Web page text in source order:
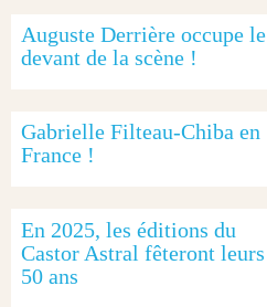
Auguste Derrière occupe le
devant de la scène !
Gabrielle Filteau-Chiba en
France !
En 2025, les éditions du
Castor Astral fêteront leurs
50 ans